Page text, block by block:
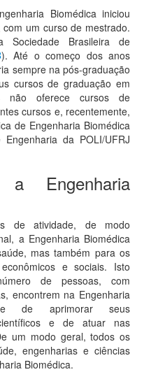
Biomédica iniciou
um curso de mestrado.
Brasileira de
). Até o começo dos anos
sempre na pós-graduação
cursos de graduação em
não oferece cursos de
cursos e, recentemente,
de Engenharia Biomédica
da POLI/UFRJ
Engenharia
de atividade, de modo
a Engenharia Biomédica
mas também para os
e sociais. Isto
de pessoas, com
encontrem na Engenharia
de aprimorar seus
e de atuar nas
um modo geral, todos os
engenharias e ciências
Biomédica.